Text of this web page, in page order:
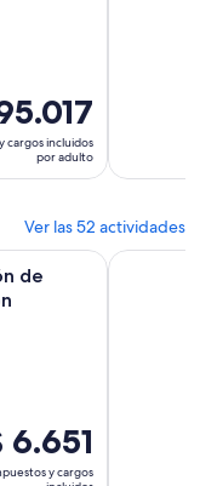
cargos incluidos
por adulto
Ver las 52 actividades
de
6.651
y cargos
con artesano